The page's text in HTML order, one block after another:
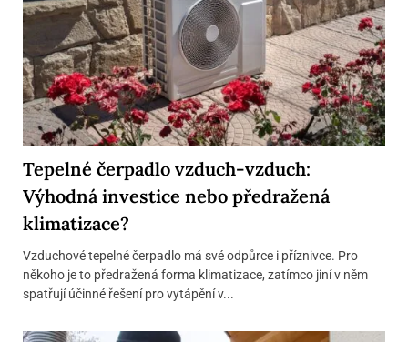
Tepelné čerpadlo vzduch-vzduch:
Výhodná investice nebo předražená
klimatizace?
Vzduchové tepelné čerpadlo má své odpůrce i příznivce. Pro
někoho je to předražená forma klimatizace, zatímco jiní v něm
spatřují účinné řešení pro vytápění v...